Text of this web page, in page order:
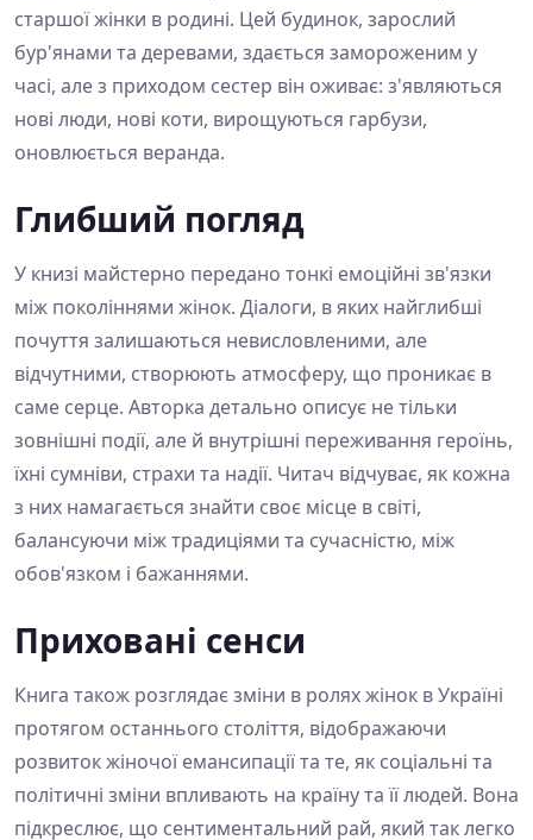
старшої жінки в родині. Цей будинок, зарослий
бур'янами та деревами, здається замороженим у
часі, але з приходом сестер він оживає: з'являються
нові люди, нові коти, вирощуються гарбузи,
оновлюється веранда.
Глибший погляд
У книзі майстерно передано тонкі емоційні зв'язки
між поколіннями жінок. Діалоги, в яких найглибші
почуття залишаються невисловленими, але
відчутними, створюють атмосферу, що проникає в
саме серце. Авторка детально описує не тільки
зовнішні події, але й внутрішні переживання героїнь,
їхні сумніви, страхи та надії. Читач відчуває, як кожна
з них намагається знайти своє місце в світі,
балансуючи між традиціями та сучасністю, між
обов'язком і бажаннями.
Приховані сенси
Книга також розглядає зміни в ролях жінок в Україні
протягом останнього століття, відображаючи
розвиток жіночої емансипації та те, як соціальні та
політичні зміни впливають на країну та її людей. Вона
підкреслює, що сентиментальний рай, який так легко